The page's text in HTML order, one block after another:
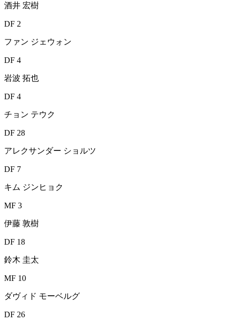
酒井 宏樹
DF 2
ファン ジェウォン
DF 4
岩波 拓也
DF 4
チョン テウク
DF 28
アレクサンダー ショルツ
DF 7
キム ジンヒョク
MF 3
伊藤 敦樹
DF 18
鈴木 圭太
MF 10
ダヴィド モーベルグ
DF 26